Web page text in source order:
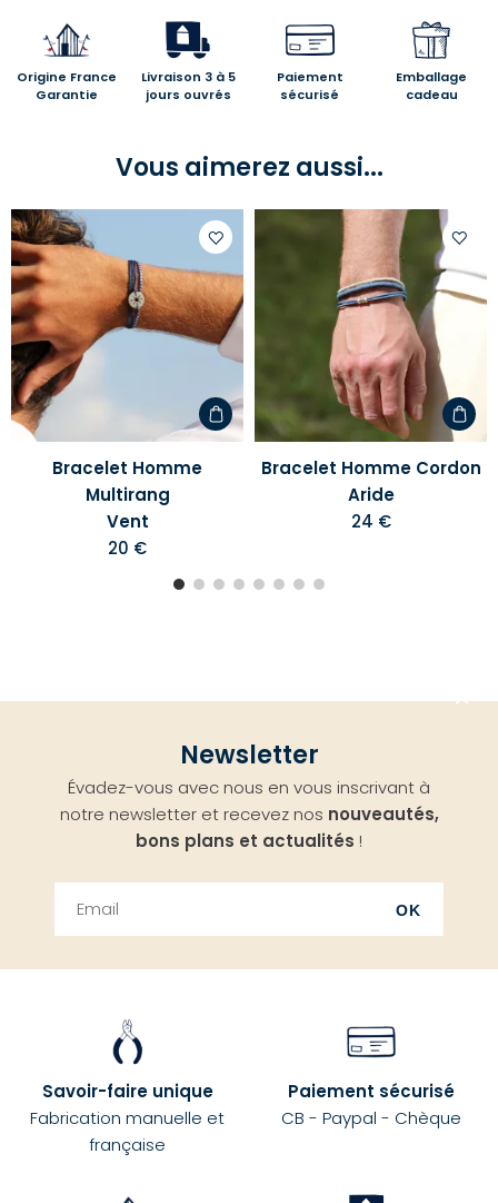
Origine France
Garantie
Livraison 3 à 5
jours ouvrés
Paiement
sécurisé
Emballage
cadeau
Vous aimerez aussi...
Ajouter
à
votre
liste
Bracelet Homme
Multirang
Vent
20 €
à
Bracelet Homme Cordon
Aride
24 €
Newsletter
Évadez-vous avec nous en vous inscrivant à
notre newsletter et recevez nos nouveautés,
bons plans et actualités !
OK
Savoir-faire unique
Fabrication manuelle et
française
Paiement sécurisé
CB - Paypal - Chèque